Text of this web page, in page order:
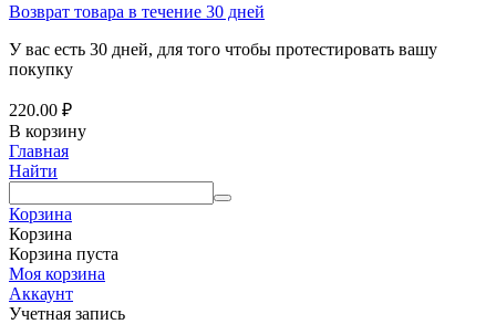
Возврат товара в течение 30 дней
У вас есть 30 дней, для того чтобы протестировать вашу
покупку
220.00 ₽
В корзину
Главная
Найти
Корзина
Корзина
Корзина пуста
Моя корзина
Аккаунт
Учетная запись